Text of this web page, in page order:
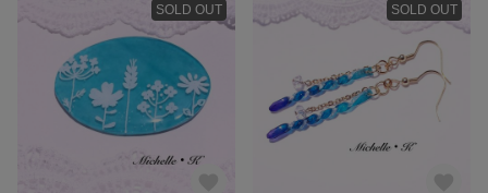
SOLD OUT SOLD OUT